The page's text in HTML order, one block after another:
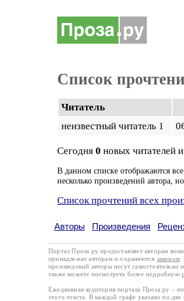
Список
Читатель
неизвестный читатель 1
Сегодня 0 новых читателей и
В данном списке отображаются
несколько произведений автора,
Список прочтений всех
Авторы Произведения
Портал Проза.ру предоставляет авторам
принадлежат авторам и охраняются законом
произведений авторы несут самостоятельно
также можете посмотреть более подробную
Ежедневная аудитория портала Проза.ру –
этого текста. В каждой графе указано по